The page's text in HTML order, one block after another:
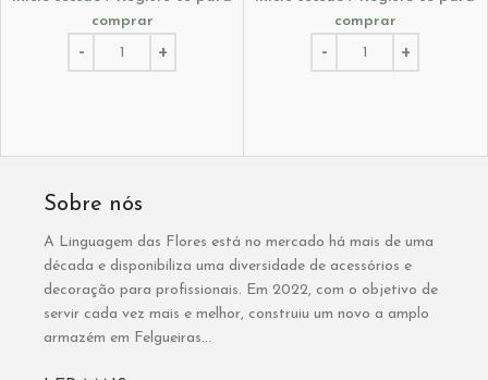
comprar
comprar
Sobre nós
A Linguagem das Flores está no mercado há mais de uma
década e disponibiliza uma diversidade de acessórios e
decoração para profissionais. Em 2022, com o objetivo de
servir cada vez mais e melhor, construiu um novo a amplo
armazém em Felgueiras...